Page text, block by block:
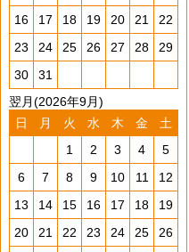
16
17 18 19 20 21
22
23
24 25 26 27 28
29
30
31
翌月(2026年9月)
日
月 火 水 木 金
土
1
2 3 4
5
6
7 8 9 10 11
12
13
14 15 16 17 18
19
20
21 22 23 24 25
26